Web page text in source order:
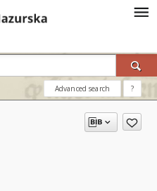
Advanced search ?